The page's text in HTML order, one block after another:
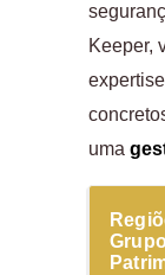
Keeper,
uma